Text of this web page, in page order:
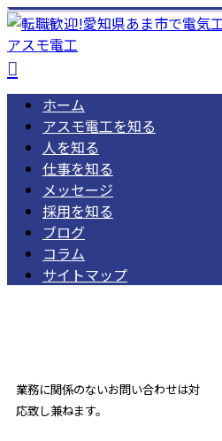
ホーム
アスモ電工を知る
人を知る
仕事を知る
メッセージ
採用を知る
ブログ
コラム
サイトマップ
業務に関係のないお問い合わせは対
応致し兼ねます。